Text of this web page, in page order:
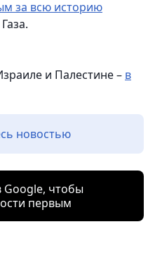
за всю историю
и Палестине – в
новостью
Google, чтобы
первым